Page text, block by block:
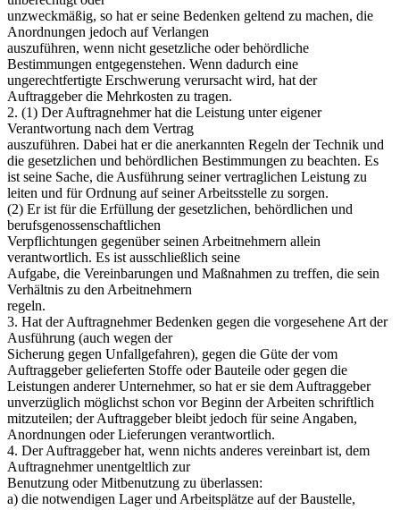
unzweckmäßig, so hat er seine Bedenken geltend zu machen, die
Anordnungen jedoch auf Verlangen
auszuführen, wenn nicht gesetzliche oder behördliche
Bestimmungen entgegenstehen. Wenn dadurch eine
ungerechtfertigte Erschwerung verursacht wird, hat der
Auftraggeber die Mehrkosten zu tragen.
2. (1) Der Auftragnehmer hat die Leistung unter eigener
Verantwortung nach dem Vertrag
auszuführen. Dabei hat er die anerkannten Regeln der Technik und
die gesetzlichen und behördlichen Bestimmungen zu beachten. Es
ist seine Sache, die Ausführung seiner vertraglichen Leistung zu
leiten und für Ordnung auf seiner Arbeitsstelle zu sorgen.
(2) Er ist für die Erfüllung der gesetzlichen, behördlichen und
berufsgenossenschaftlichen
Verpflichtungen gegenüber seinen Arbeitnehmern allein
verantwortlich. Es ist ausschließlich seine
Aufgabe, die Vereinbarungen und Maßnahmen zu treffen, die sein
Verhältnis zu den Arbeitnehmern
regeln.
3. Hat der Auftragnehmer Bedenken gegen die vorgesehene Art der
Ausführung (auch wegen der
Sicherung gegen Unfallgefahren), gegen die Güte der vom
Auftraggeber gelieferten Stoffe oder Bauteile oder gegen die
Leistungen anderer Unternehmer, so hat er sie dem Auftraggeber
unverzüglich möglichst schon vor Beginn der Arbeiten schriftlich
mitzuteilen; der Auftraggeber bleibt jedoch für seine Angaben,
Anordnungen oder Lieferungen verantwortlich.
4. Der Auftraggeber hat, wenn nichts anderes vereinbart ist, dem
Auftragnehmer unentgeltlich zur
Benutzung oder Mitbenutzung zu überlassen:
a) die notwendigen Lager und Arbeitsplätze auf der Baustelle,